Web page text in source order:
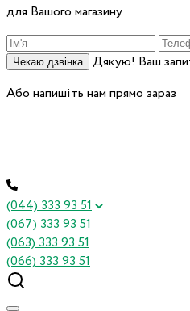
для Вашого магазину
Чекаю дзвінка
Дякую! Ваш
Або напишіть нам прямо зараз
(044) 333 93 51
(067) 333 93 51
(063) 333 93 51
(066) 333 93 51